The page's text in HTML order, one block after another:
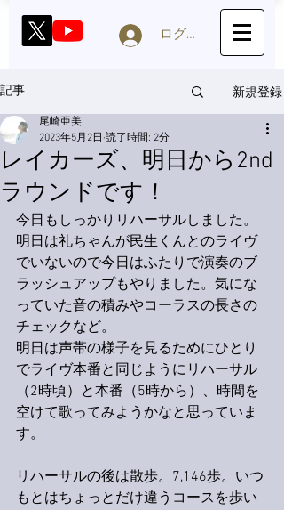
ログイン
記事 新規登録
レイカーズ、明日から2nd
ラウンドです！
尾崎亜美
2023年5月2日 読了時間: 2分
今日もしっかりリハーサルしました。
明日は礼ちゃんが民生くんとのライヴ
でいないので今日はふたりで演奏のブ
ラッシュアップもやりました。気にな
っていた音の積みやコーラスの長さの
チェックなど。
明日は声帯の様子を見るためにひとり
でライヴ本番と同じようにリハーサル
（2時頃）と本番（5時から）、時間を
空けて歌ってみようかなと思っていま
す。
リハーサルの後は散歩。7,146歩。いつ
もとはちょっとだけ違うコースを歩い